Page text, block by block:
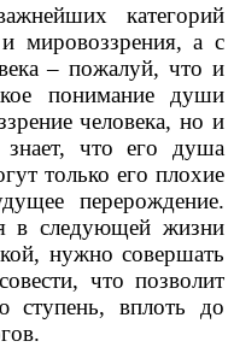
категорий
мировоззрения, а с
– пожалуй, что и
понимание души
человека, но и
знает, что его душа
только его плохие
перерождение.
в следующей жизни
нужно совершать
что позволит
ступень, вплоть до